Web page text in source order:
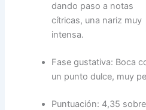
dando paso a notas
cítricas, una nariz muy
intensa.
Fase gustativa: Boca
un punto dulce, muy
Puntuación: 4,35